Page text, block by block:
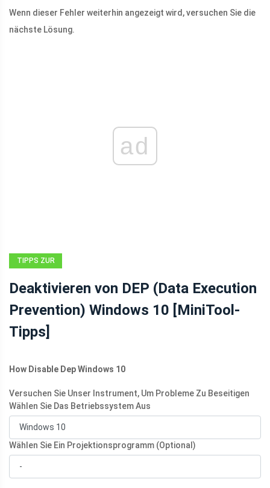
Wenn dieser Fehler weiterhin angezeigt wird, versuchen Sie die
nächste Lösung.
ad
TIPPS ZUR
Deaktivieren von DEP (Data Execution
Prevention) Windows 10 [MiniTool-
Tipps]
How Disable Dep Windows 10
Versuchen Sie Unser Instrument, Um Probleme Zu Beseitigen
Wählen Sie Das Betriebssystem Aus
Wählen Sie Ein Projektionsprogramm (Optional)